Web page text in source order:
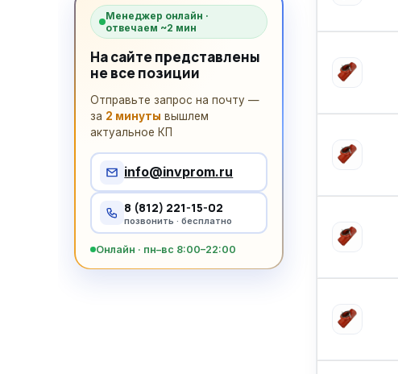
Менеджер онлайн ·
отвечаем ~2 мин
На сайте представлены
не все позиции
Отправьте запрос на почту —
за 2 минуты вышлем
актуальное КП
info@invprom.ru
8 (812) 221-15-02
позвонить · бесплатно
Онлайн · пн–вс 8:00–22:00